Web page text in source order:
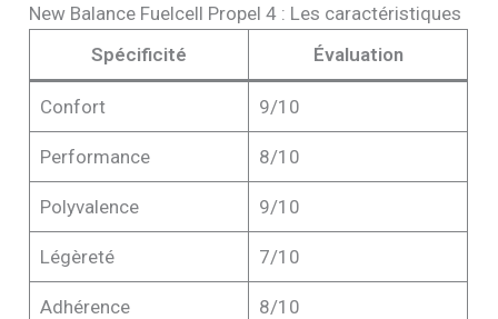
New Balance Fuelcell Propel 4 : Les caractéristiques
Spécificité
Évaluation
Confort 9/10
Performance 8/10
Polyvalence 9/10
Légèreté 7/10
Adhérence 8/10